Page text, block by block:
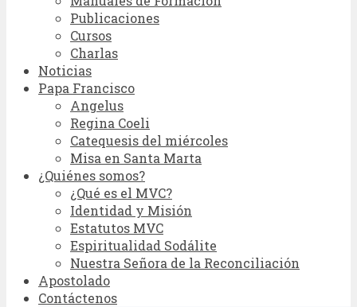
Publicaciones
Cursos
Charlas
Noticias
Papa Francisco
Angelus
Regina Coeli
Catequesis del miércoles
Misa en Santa Marta
¿Quiénes somos?
¿Qué es el MVC?
Identidad y Misión
Estatutos MVC
Espiritualidad Sodálite
Nuestra Señora de la Reconciliación
Apostolado
Contáctenos